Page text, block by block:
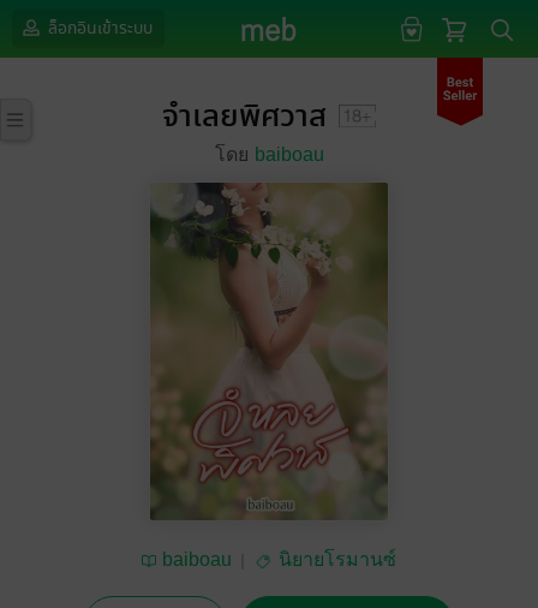
ล็อกอินเข้าระบบ
จำเลยพิศวาส
โดย baiboau
baiboau นิยายโรมานซ์